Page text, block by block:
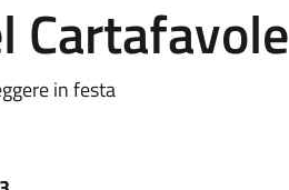
Cartafavole
in festa